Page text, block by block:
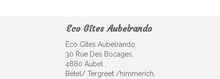
Eco Gîtes Aubelrando
Eco Gîtes Aubelrando
30 Rue Des Bocages,
4880 Aubel ,
Bêtel/ Tergreet /himmerich,